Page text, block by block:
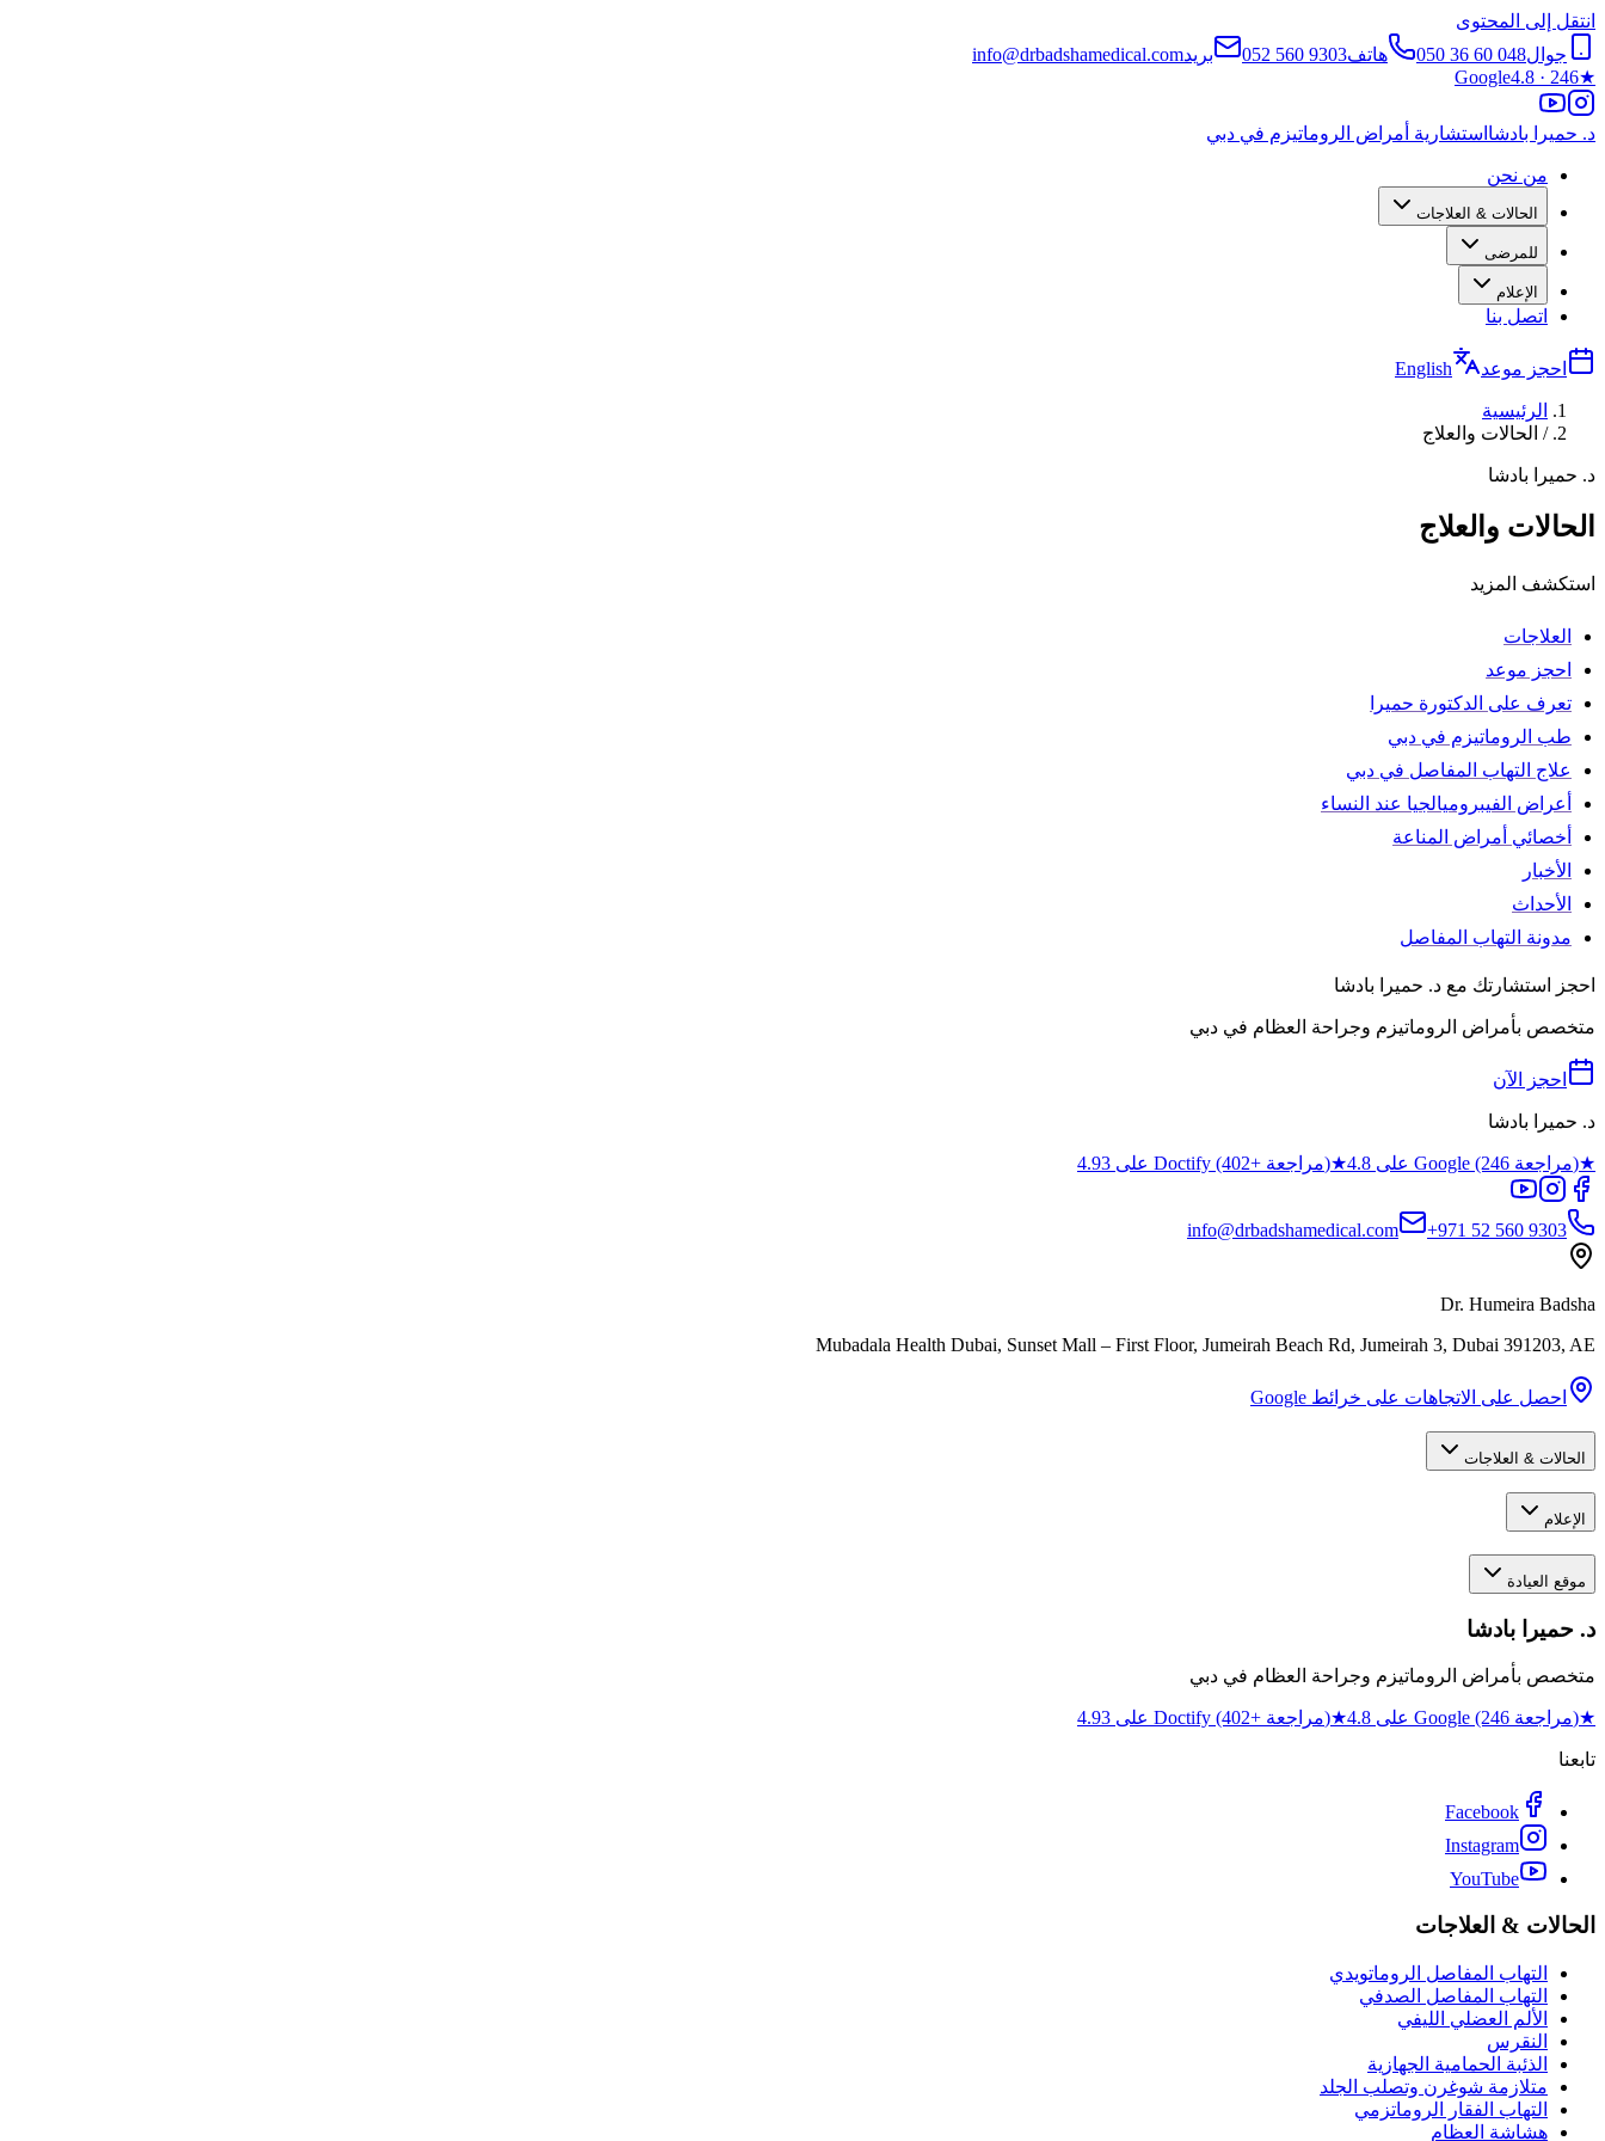
انتقل إلى المحتوى
جوال050 36 60 048 هاتف052 560 9303 بريدinfo@drbadshamedical.com
★
4.8 · 246
Google
د. حميرا بادشا استشارية أمراض الروماتيزم في دبي
من نحن
الحالات & العلاجات
للمرضى
الإعلام
اتصل بنا
احجز موعد English
الرئيسية
/ الحالات والعلاج
د. حميرا بادشا
الحالات والعلاج
استكشف المزيد
العلاجات
احجز موعد
تعرف على الدكتورة حميرا
طب الروماتيزم في دبي
علاج التهاب المفاصل في دبي
أعراض الفيبروميالجيا عند النساء
أخصائي أمراض المناعة
الأخبار
الأحداث
مدونة التهاب المفاصل
احجز استشارتك مع د. حميرا بادشا
متخصص بأمراض الروماتيزم وجراحة العظام في دبي
احجز الآن
د. حميرا بادشا
★4.8 على Google (246 مراجعة) ★4.93 على Doctify (402+ مراجعة)
+971 52 560 9303
info@drbadshamedical.com
Dr. Humeira Badsha
Mubadala Health Dubai, Sunset Mall – First Floor, Jumeirah Beach Rd, Jumeirah 3, Dubai 391203, AE
احصل على الاتجاهات على خرائط Google
الحالات & العلاجات
الإعلام
موقع العيادة
د. حميرا بادشا
متخصص بأمراض الروماتيزم وجراحة العظام في دبي
★4.8 على Google (246 مراجعة) ★4.93 على Doctify (402+ مراجعة)
تابعنا
Facebook
Instagram
YouTube
الحالات & العلاجات
التهاب المفاصل الروماتويدي
التهاب المفاصل الصدفي
الألم العضلي الليفي
النقرس
الذئبة الحمامية الجهازية
متلازمة شوغرن وتصلب الجلد
التهاب الفقار الروماتزمي
هشاشة العظام